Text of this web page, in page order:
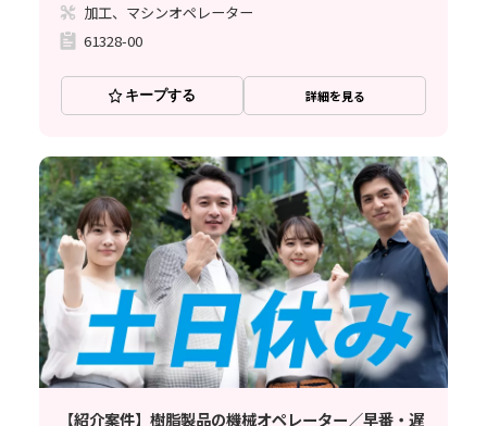
加工、マシンオペレーター
61328-00
キープする 詳細を見る
【紹介案件】樹脂製品の機械オペレーター／早番・遅